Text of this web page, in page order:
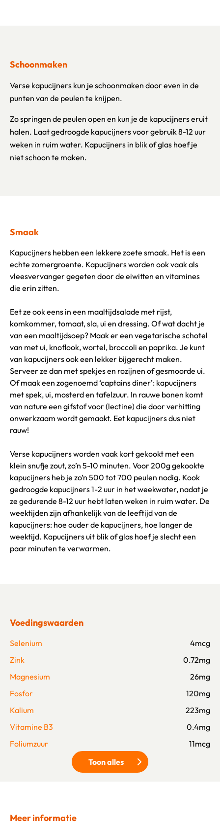
Schoonmaken
Verse kapucijners kun je schoonmaken door even in de
punten van de peulen te knijpen.
Zo springen de peulen open en kun je de kapucijners eruit
halen. Laat gedroogde kapucijners voor gebruik 8-12 uur
weken in ruim water. Kapucijners in blik of glas hoef je
niet schoon te maken.
Smaak
Kapucijners hebben een lekkere zoete smaak. Het is een
echte zomergroente. Kapucijners worden ook vaak als
vleesvervanger gegeten door de eiwitten en vitamines
die erin zitten.
Eet ze ook eens in een maaltijdsalade met rijst,
komkommer, tomaat, sla, ui en dressing. Of wat dacht je
van een maaltijdsoep? Maak er een vegetarische schotel
van met ui, knoflook, wortel, broccoli en paprika. Je kunt
van kapucijners ook een lekker bijgerecht maken.
Serveer ze dan met spekjes en rozijnen of gesmoorde ui.
Of maak een zogenoemd ‘captains diner’: kapucijners
met spek, ui, mosterd en tafelzuur. In rauwe bonen komt
van nature een gifstof voor (lectine) die door verhitting
onwerkzaam wordt gemaakt. Eet kapucijners dus niet
rauw!
Verse kapucijners worden vaak kort gekookt met een
klein snufje zout, zo’n 5-10 minuten. Voor 200g gekookte
kapucijners heb je zo’n 500 tot 700 peulen nodig. Kook
gedroogde kapucijners 1-2 uur in het weekwater, nadat je
ze gedurende 8-12 uur hebt laten weken in ruim water. De
weektijden zijn afhankelijk van de leeftijd van de
kapucijners: hoe ouder de kapucijners, hoe langer de
weektijd. Kapucijners uit blik of glas hoef je slecht een
paar minuten te verwarmen.
Voedingswaarden
Selenium
4mcg
Zink
0.72mg
Magnesium
26mg
Fosfor
120mg
Kalium
223mg
Vitamine B3
0.4mg
Foliumzuur
11mcg
Toon alles
Klik om meer
Meer informatie